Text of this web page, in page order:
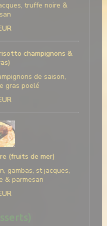
truffe noire &
champignons &
de saison,
gras poelé
(fruits de mer)
gambas, st jacques,
& parmesan